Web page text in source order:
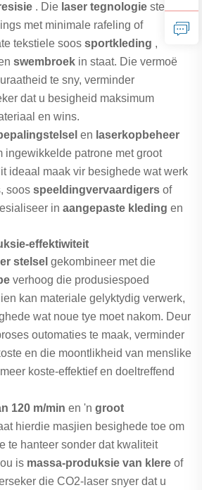
. Die laser tegnologie stel
met minimale rafeling of
tekstiele soos sportkleding ,
swembroek in staat. Die vermoë
te sny, verminder
dat u besigheid maksimum
en wins.
en laserkopbeheer
ingewikkelde patrone met groot
ideaal maak vir besighede wat werk
soos speeldingvervaardigers of
in aangepaste kleding en
effektiwiteit
stelsel gekombineer met die
verhoog die produsiespoed
kan materiale gelyktydig verwerk,
wat noue tye moet nakom. Deur
outomaties te maak, verminder
en die moontlikheid van menslike
koste-effektief en doeltreffend
120 m/min en 'n groot
hierdie masjien besighede toe om
te hanteer sonder dat kwaliteit
is massa-produksie van klere of
die CO2-laser snyer dat u